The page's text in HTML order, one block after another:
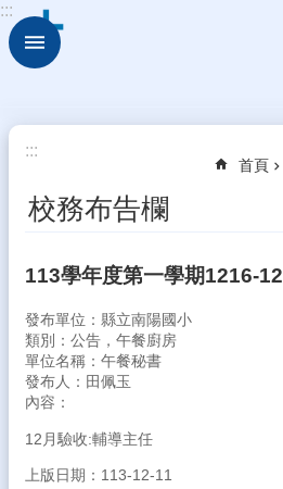
跳到主要內容區塊
進
校
動
態
識
校
行
政
處
室
學
:::
:::
首頁
校務布告欄
113學年度第一學期1216-
發布單位：縣立南陽國小
類別：公告，午餐廚房
單位名稱：午餐秘書
發布人：田佩玉
內容：
12月驗收:輔導主任
上版日期：113-12-11